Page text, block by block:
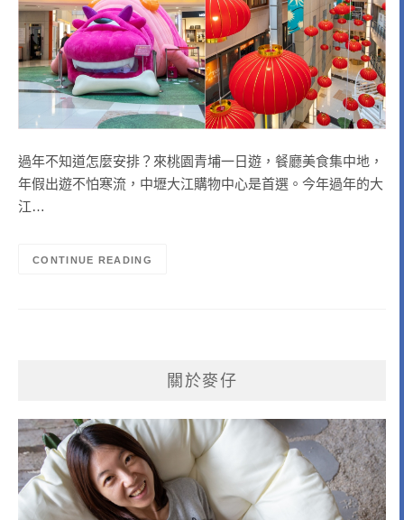
過年不知道怎麼安排？來桃園青埔一日遊，餐廳美食集中地，
年假出遊不怕寒流，中壢大江購物中心是首選。今年過年的大
江…
CONTINUE READING
關於麥仔